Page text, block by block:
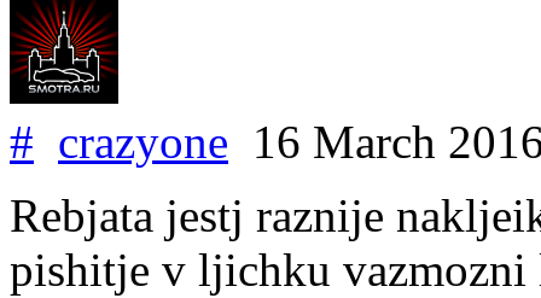
# crazyone 16 March
Rebjata jestj raznije
pishitje v ljichku